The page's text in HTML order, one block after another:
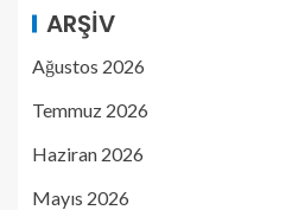
ARŞIV
Ağustos 2026
Temmuz 2026
Haziran 2026
Mayıs 2026